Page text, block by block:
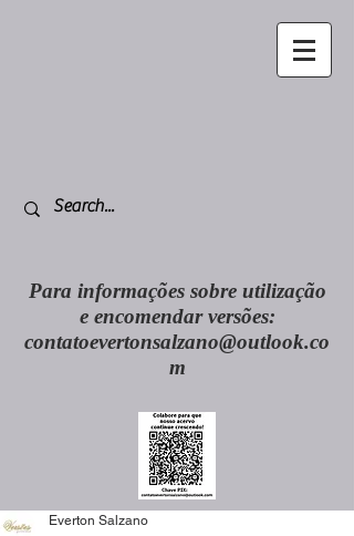
Para informações sobre utilização
e encomendar versões:
contatoevertonsalzano@outlook.co
m
Everton Salzano